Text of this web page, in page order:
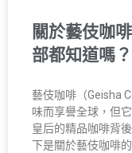
關於藝伎咖
部都知道嗎？
藝伎咖啡（Geisha
味而享譽全球，但
皇后的精品咖啡背
下是關於藝伎咖啡